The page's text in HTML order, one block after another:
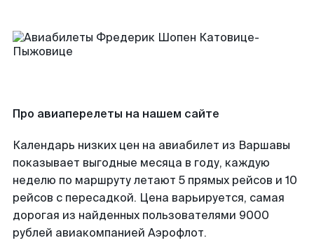
Про авиаперелеты на нашем сайте
Календарь низких цен на авиабилет из Варшавы
показывает выгодные месяца в году, каждую
неделю по маршруту летают 5 прямых рейсов и 10
рейсов с пересадкой. Цена варьируется, самая
дорогая из найденных пользователями 9000
рублей авиакомпанией Аэрофлот.